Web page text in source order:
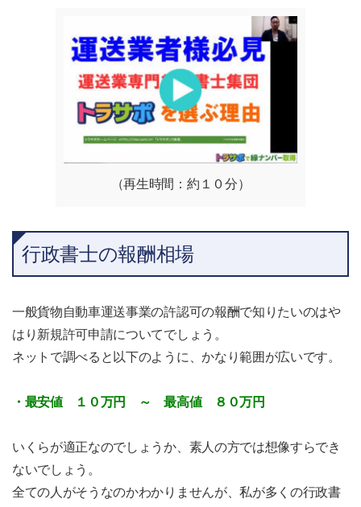
（再生時間：約１０分）
行政書士の報酬相場
一般貨物自動車運送事業の許認可の報酬で知りたいのはや
はり新規許可申請についてでしょう。
ネットで調べると以下のように、かなり範囲が広いです。
・最安値 １０万円 ～ 最高値 ８０万円
いくらが適正なのでしょうか、素人の方では想像すらでき
ないでしょう。
全ての人がそうなのかわかりませんが、私が多くの行政書